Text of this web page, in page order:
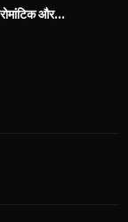
और...